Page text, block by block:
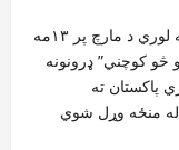
د پاکستاني پوځ رسنیز دفتر (ای اېس پي ار) له لوري د مارچ پر ۱۳مه
کوچني” ډرونونه
پاکستان ته
منځه وړل شوي